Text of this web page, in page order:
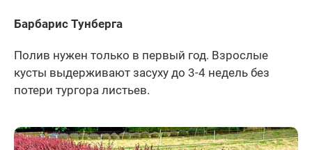
Барбарис Тунберга
Полив нужен только в первый год. Взрослые
кусты выдерживают засуху до 3-4 недель без
потери тургора листьев.